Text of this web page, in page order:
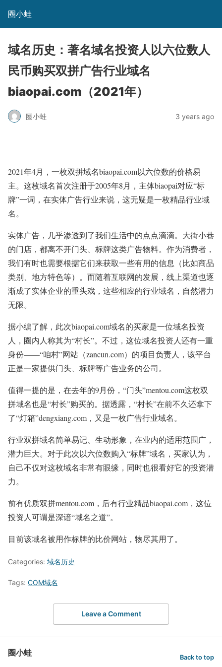
圈小蛙
域名历史：著名域名投资人以六位数人
民币购买双拼广告行业域名
biaopai.com（2021年）
圈小蛙 3 years ago
2021年4月，一枚双拼域名biaopai.com以六位数的价格易
主。这枚域名首次注册于2005年8月，主体biaopai对应“标
牌”一词，在实体广告行业来说，这无疑是一枚精品行业域
名。
实体广告，几乎渗透到了我们生活中的点点滴滴。大街小巷
的门店，都离不开门头、标牌这类广告物料。作为消费者，
我们有时也需要根据它们来获取一些有用的信息（比如商品
类别、地方特色等）。而随着互联网的发展，线上渠道也逐
渐成了实体企业的重头戏，这些相应的行业域名，自然潜力
无限。
据小编了解，此次biaopai.com域名的买家是一位域名投资
人，圈内人称其为“村长”。不过，这位域名投资人还有一重
身份——“咱村”网站（zancun.com）的项目负责人，该平台
正是一家提供门头、标牌等广告业务的公司。
值得一提的是，在去年的9月份，“门头”mentou.com这枚双
拼域名也是“村长”购买的。据透露，“村长”在前不久还拿下
了“灯箱”dengxiang.com，又是一枚广告行业域名。
行业双拼域名简单易记、生动形象，在业内的适用范围广，
潜力巨大。对于此次以六位数购入“标牌”域名，买家认为，
自己不仅对这枚域名非常有眼缘，同时也很看好它的投资潜
力。
前有优质双拼mentou.com，后有行业精品biaopai.com，这位
投资人可谓是深谙“域名之道”。
目前该域名被用作标牌的比价网站，物尽其用了。
Categories: 域名历史
Tags: COM域名
Leave a Comment
圈小蛙 Back to top